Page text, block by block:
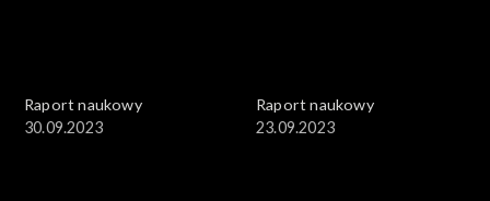
Raport naukowy
30.09.2023
Raport naukowy
23.09.2023